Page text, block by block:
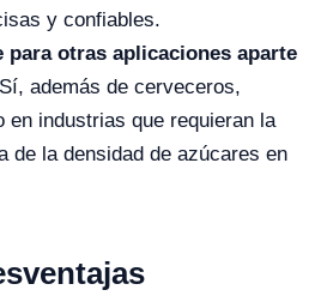
y confiables.
para otras aplicaciones aparte
Sí, además de cerveceros,
en industrias que requieran la
de la densidad de azúcares en